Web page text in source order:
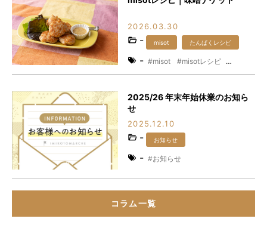
2026.03.30
- misot たんぱくレシピ
- misot
misotレシピ
たんぱくレシピ
たんぱく質
発酵食品
2025/26 年末年始休業のお知ら
せ
2025.12.10
- お知らせ
- お知らせ
コラム一覧